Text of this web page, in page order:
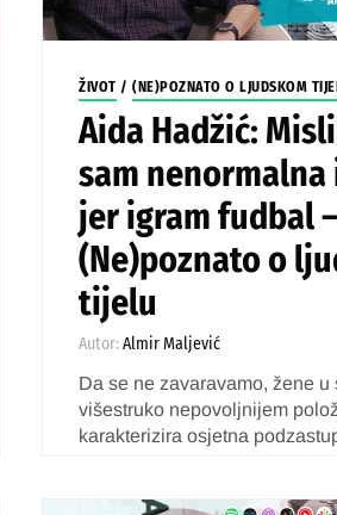
ŽIVOT / (NE)POZNATO O LJUDSKOM
Aida Hadžić:
sam nenormalna
jer igram fudbal –
(Ne)poznato o
tijelu
Autor: Almir Maljević
Da se ne zavaravamo, žene u
višestruko nepovoljnijem
karakterizira osjetna